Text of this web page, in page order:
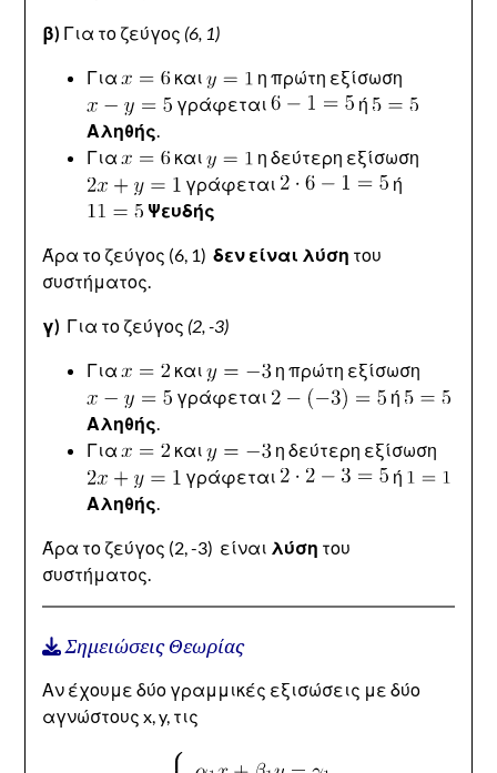
β) Για το ζεύγος (6, 1)
Για και
η πρώτη εξίσωση
γράφεται
ή
Αληθής.
Για
και
η δεύτερη εξίσωση
γράφεται
ή
Ψευδής
Άρα το ζεύγος (6, 1)δεν είναι λύση του
συστήματος.
γ) Για το ζεύγος (2, -3)
Για και
η πρώτη εξίσωση
γράφεται
ή
Αληθής.
Για
και
η δεύτερη εξίσωση
γράφεται
ή
Αληθής.
Άρα το ζεύγος (2, -3) είναι λύση του
συστήματος.
Σημειώσεις Θεωρίας
Αν έχουμε δύο γραμμικές εξισώσεις με δύο
αγνώστους x, y, τις